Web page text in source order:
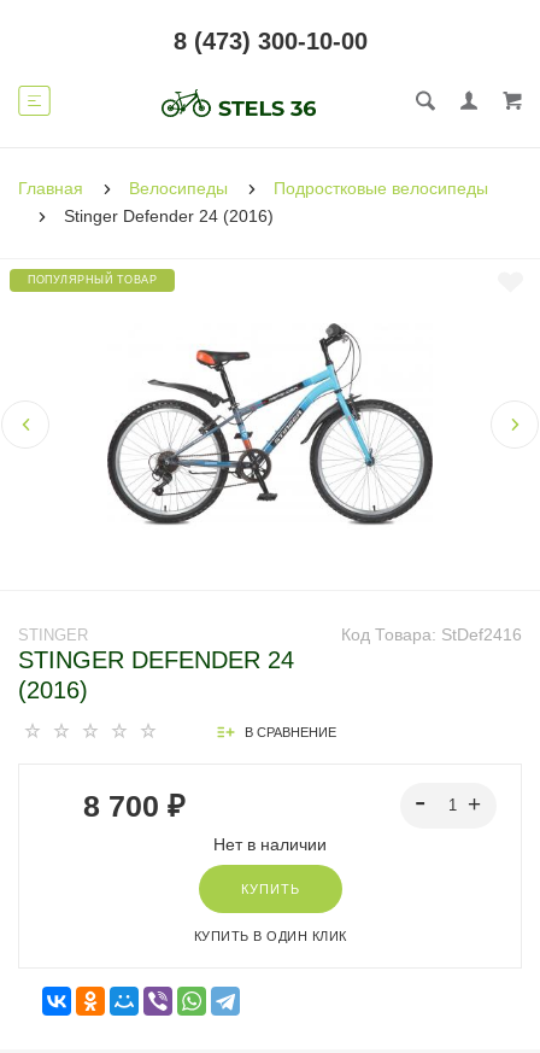
8 (473) 300-10-00
Главная Велосипеды
Подростковые велосипеды
Stinger Defender 24 (2016)
ПОПУЛЯРНЫЙ ТОВАР
Код Товара: StDef2416
STINGER
STINGER DEFENDER 24
(2016)
В СРАВНЕНИЕ
8 700 ₽
Нет в наличии
КУПИТЬ
КУПИТЬ В ОДИН КЛИК